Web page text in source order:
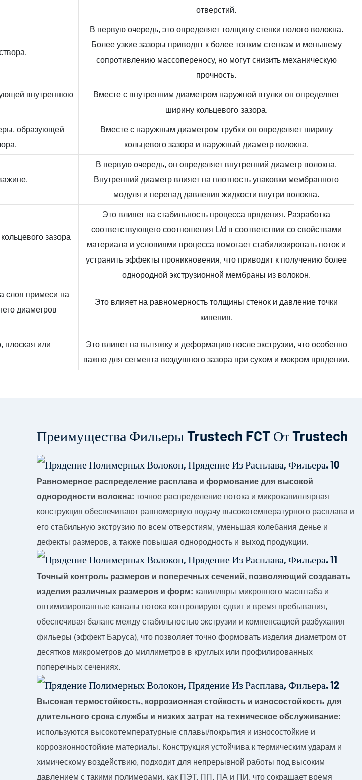
отверстий.
В первую очередь, это определяет толщину стенки полого волокна.
Более узкие зазоры приводят к более тонким стенкам и меньшему
сопротивлению массопереносу, но могут снизить механическую
прочность.
внутреннюю
Вместе с внутренним диаметром наружной втулки он определяет
ширину кольцевого зазора.
образующей
Вместе с наружным диаметром трубки он определяет ширину
кольцевого зазора и наружный диаметр волокна.
В первую очередь, он определяет внутренний диаметр волокна.
Внутренний диаметр влияет на плотность упаковки мембранного
модуля и перепад давления жидкости внутри волокна.
зазора
Это влияет на стабильность процесса прядения. Разработка
соответствующего соотношения L/d в соответствии со свойствами
материала и условиями процесса помогает стабилизировать поток и
устранить эффекты проникновения, что приводит к получению более
однородной экструзионной мембраны из волокон.
слоя примеси на
диаметров
Это влияет на равномерность толщины стенок и давление точки
кипения.
плоская или
Это влияет на вытяжку и деформацию после экструзии, что особенно
важно для сегмента воздушного зазора при сухом и мокром прядении.
Преимущества Фильеры Trustech FCT От Trustech
Равномерное распределение расплава и формование для высокой
однородности волокна: точное распределение потока и микрокапиллярная
конструкция обеспечивают равномерную подачу высокотемпературного расплава и
его стабильную экструзию по всем отверстиям, уменьшая колебания денье и
дефекты размеров, а также повышая однородность и выход продукции.
Точный контроль размеров и поперечных сечений, позволяющий создавать
изделия различных размеров и форм: капилляры микронного масштаба и
оптимизированные каналы потока контролируют сдвиг и время пребывания,
обеспечивая баланс между стабильностью экструзии и компенсацией разбухания
фильеры (эффект Баруса), что позволяет точно формовать изделия диаметром от
десятков микрометров до миллиметров в круглых или профилированных
поперечных сечениях.
Высокая термостойкость, коррозионная стойкость и износостойкость для
длительного срока службы и низких затрат на техническое обслуживание:
используются высокотемпературные сплавы/покрытия и износостойкие и
коррозионностойкие материалы. Конструкция устойчива к термическим ударам и
химическому воздействию, подходит для непрерывной работы под высоким
давлением с такими полимерами, как ПЭТ, ПП, ПА и ПИ, что сокращает время